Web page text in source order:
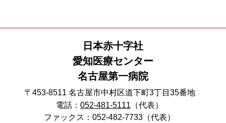
日本赤十字社
愛知医療センター
名古屋第一病院
〒453-8511 名古屋市中村区道下町3丁目35番地
電話： 052-481-5111 （代表）
ファックス：052-482-7733（代表）